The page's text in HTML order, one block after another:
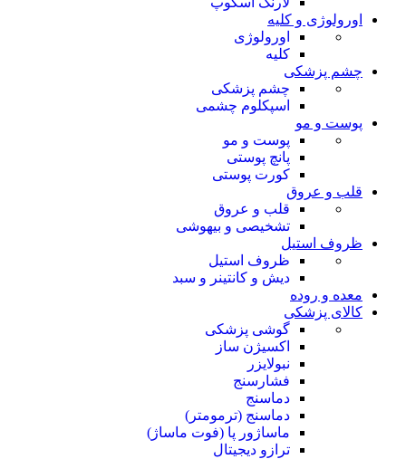
اورولوژی و کلیه
اورولوژی
کلیه
چشم پزشکی
چشم پزشکی
اسپکلوم چشمی
پوست و مو
پوست و مو
پانچ پوستی
کورت پوستی
قلب و عروق
قلب و عروق
تشخیصی و بیهوشی
ظروف استیل
ظروف استیل
دیش و کانتینر و سبد
معده و روده
کالای پزشکی
گوشی پزشکی
اکسیژن ساز
نبولایزر
فشارسنج
دماسنج
دماسنج (ترمومتر)
ماساژور پا (فوت ماساژ)
ترازو دیجیتال